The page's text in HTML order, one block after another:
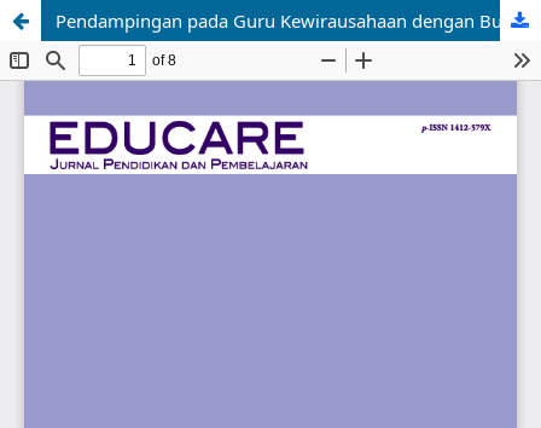
Pendampingan pada Guru Kewirausahaan dengan Business Plan di SMK Bina Warga Bandung